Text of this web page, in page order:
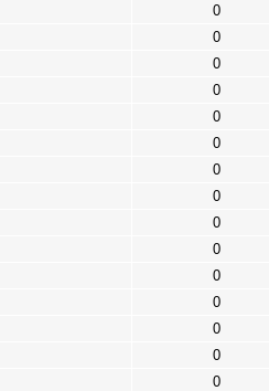
0
0
0
0
0
0
0
0
0
0
0
0
0
0
0